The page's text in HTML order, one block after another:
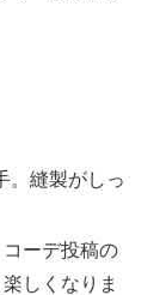
。縫製がしっ
ーデ投稿の
しくなりま